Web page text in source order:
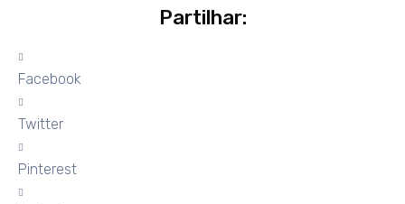
Partilhar:
Facebook
Twitter
Pinterest